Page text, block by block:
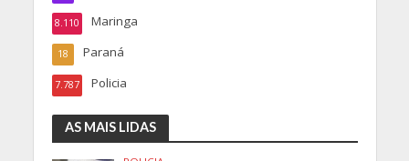
Maringa
8.110
Paraná
18
Policia
7.787
AS MAIS LIDAS